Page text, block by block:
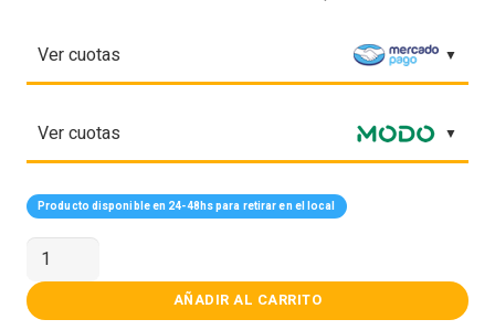
Ver cuotas
Ver cuotas
Producto disponible en 24-48hs para retirar en el local
MOTHER
ASUS
(AM5)
ROG
STRIX
AÑADIR AL CARRITO